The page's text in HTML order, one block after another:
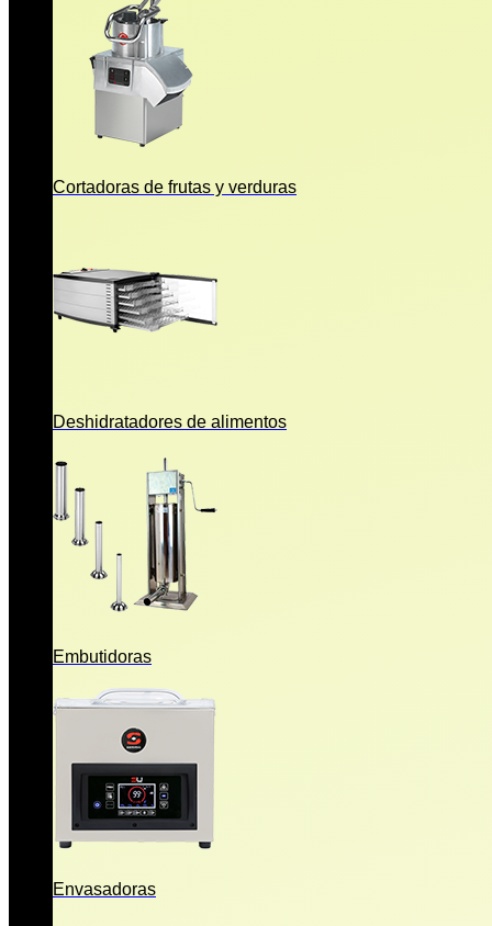
Cortadoras de frutas y verduras
Deshidratadores de alimentos
Embutidoras
Envasadoras